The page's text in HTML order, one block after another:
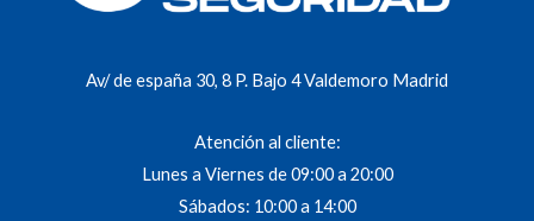
Av/ de españa 30, 8 P. Bajo 4 Valdemoro Madrid
Atención al cliente:
Lunes a Viernes de 09:00 a 20:00
Sábados: 10:00 a 14:00